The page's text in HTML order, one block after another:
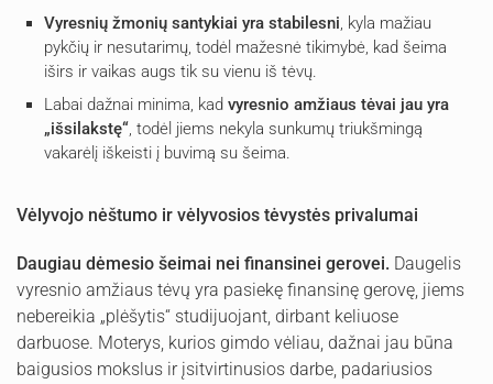
Vyresnių žmonių santykiai yra stabilesni , kyla mažiau
pykčių ir nesutarimų, todėl mažesnė tikimybė, kad šeima
iširs ir vaikas augs tik su vienu iš tėvų.
Labai dažnai minima, kad vyresnio amžiaus tėvai jau yra
„išsilakstę“, todėl jiems nekyla sunkumų triukšmingą
vakarėlį iškeisti į buvimą su šeima.
Vėlyvojo nėštumo ir vėlyvosios tėvystės privalumai
Daugiau dėmesio šeimai nei finansinei gerovei. Daugelis
vyresnio amžiaus tėvų yra pasiekę finansinę gerovę, jiems
nebereikia „plėšytis“ studijuojant, dirbant keliuose
darbuose. Moterys, kurios gimdo vėliau, dažnai jau būna
baigusios mokslus ir įsitvirtinusios darbe, padariusios